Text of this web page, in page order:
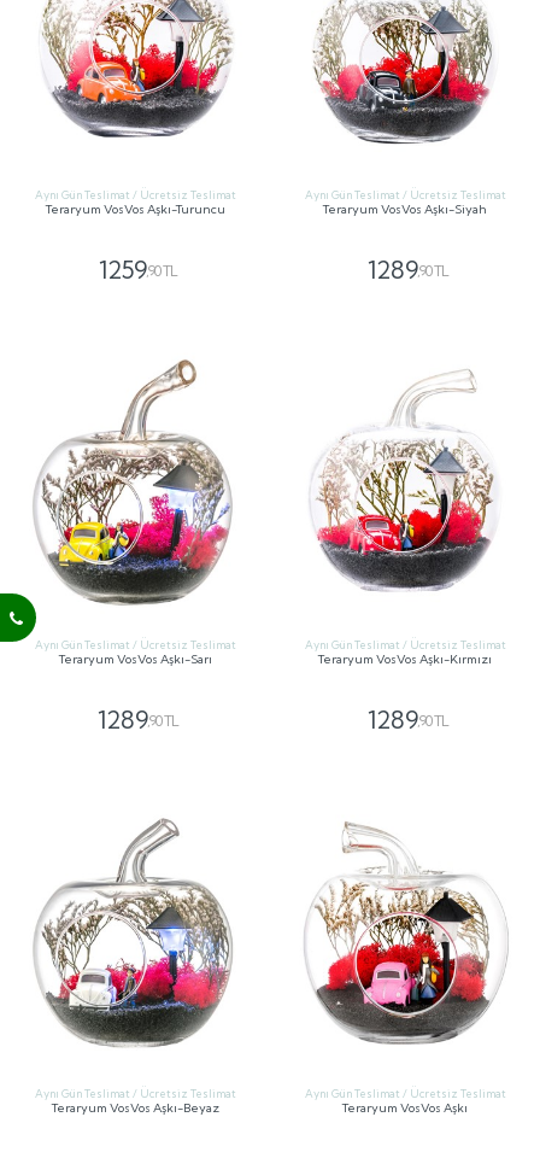
Aynı Gün Teslimat / Ücretsiz Teslimat
Teraryum VosVos Aşkı-Turuncu
1259,90 TL
Aynı Gün Teslimat / Ücretsiz Teslimat
Teraryum VosVos Aşkı-Siyah
1289,90 TL
Aynı Gün Teslimat / Ücretsiz Teslimat
Teraryum VosVos Aşkı-Sarı
1289,90 TL
Aynı Gün Teslimat / Ücretsiz Teslimat
Teraryum VosVos Aşkı-Kırmızı
1289,90 TL
Aynı Gün Teslimat / Ücretsiz Teslimat
Teraryum VosVos Aşkı-Beyaz
Aynı Gün Teslimat / Ücretsiz Teslimat
Teraryum VosVos Aşkı